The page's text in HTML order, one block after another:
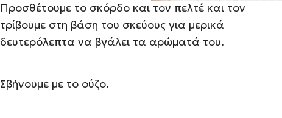
Προσθέτουμε το σκόρδο και τον πελτέ και τον
τρίβουμε στη βάση του σκεύους για μερικά
δευτερόλεπτα να βγάλει τα αρώματά του.
Σβήνουμε με το ούζο.